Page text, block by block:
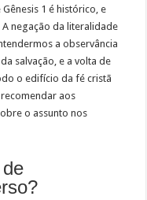
1 é histórico, e
negação da literalidade
a observância
salvação, e a volta de
o edifício da fé cristã
aos
o assunto nos